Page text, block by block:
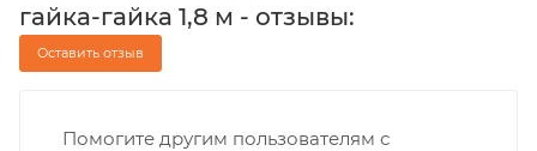
гайка-гайка 1,8 м - отзывы:
Оставить отзыв
Помогите другим пользователям с